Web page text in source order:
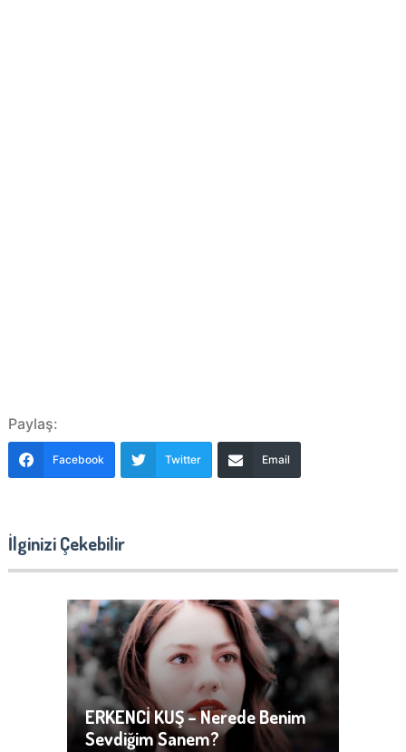
Paylaş:
Facebook Twitter Email
İlginizi Çekebilir
ERKENCİ KUŞ – Nerede Benim
Sevdiğim Sanem?